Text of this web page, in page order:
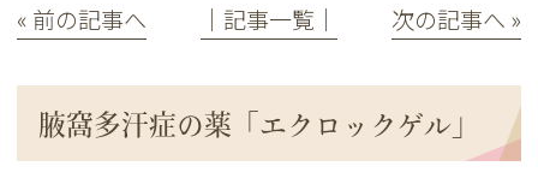
« 前の記事へ │記事一覧│ 次の記事へ »
腋窩多汗症の薬「エクロックゲル」